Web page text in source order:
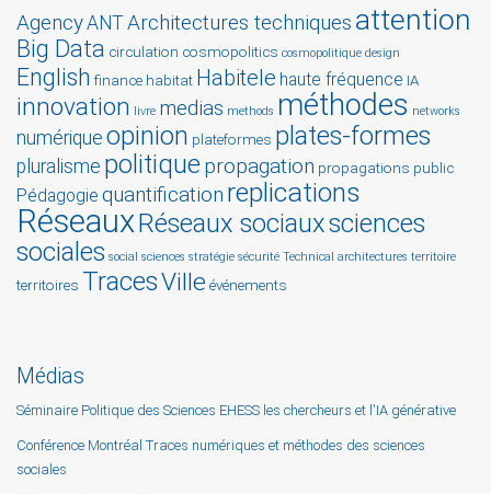
AgencyANTArchitectures techniques attention
Big Data circulation cosmopolitics cosmopolitique design
English finance habitat Habitele haute fréquence IA
innovation livre medias methods méthodes networks
numérique opinion plateformes plates-formes
pluralisme politique propagation propagations public
Pédagogie quantification replications
RéseauxRéseaux sociauxsciences
sociales social sciences stratégie sécurité Technical architectures territoire
territoires TracesVille événements
Médias
Séminaire Politique des Sciences EHESS les chercheurs et l'IA générative
Conférence Montréal Traces numériques et méthodes des sciences
sociales